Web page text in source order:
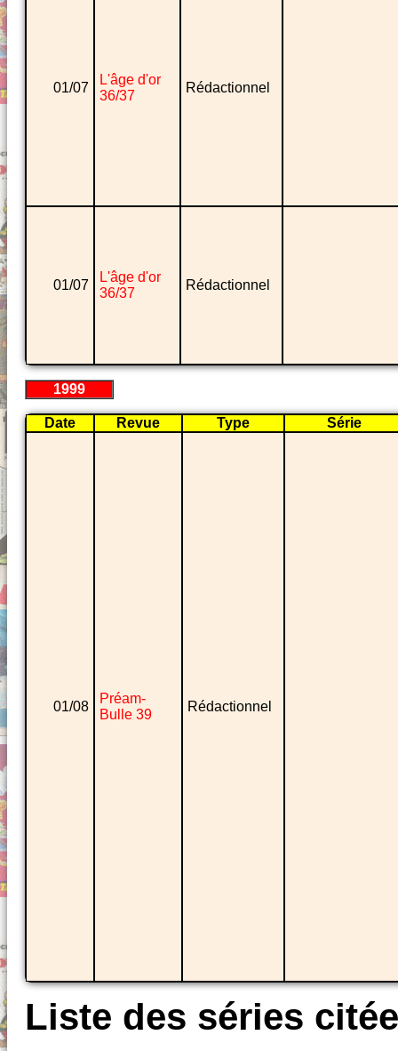
01/07
L'âge d'or
36/37
Rédactionnel
01/07
L'âge d'or
36/37
Rédactionnel
1999
Date Revue Type Série
01/08
Préam-
Bulle 39
Rédactionnel
Liste des séries